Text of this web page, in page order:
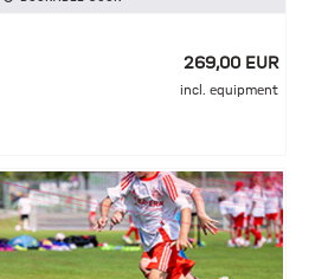
269,00 EUR
incl. equipment